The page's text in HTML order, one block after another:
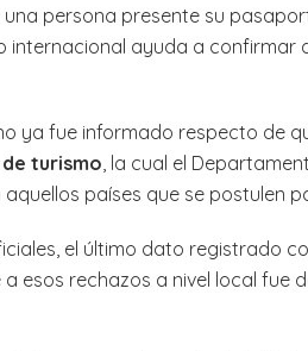
persona presente su
internacional ayuda a confirmar
ya fue informado respecto de
turismo , la cual el
aquellos países que se postulen
el último dato registrado
esos rechazos a nivel local fue